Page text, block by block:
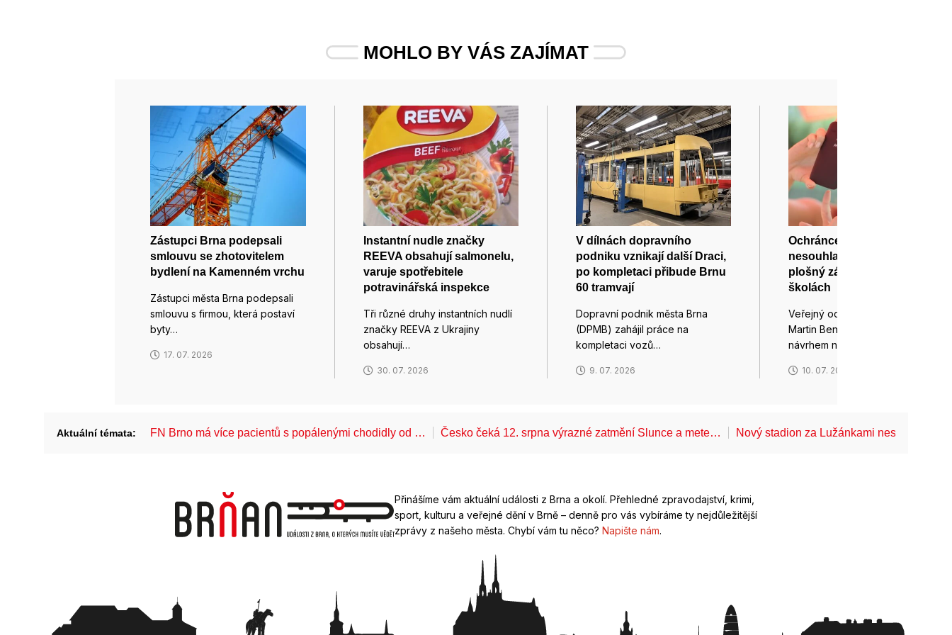
MOHLO BY VÁS ZAJÍMAT
Zástupci Brna podepsali
smlouvu se zhotovitelem
bydlení na Kamenném vrchu
Zástupci města Brna podepsali
smlouvu s firmou, která postaví
byty…
17. 07. 2026
Instantní nudle značky
REEVA obsahují salmonelu,
varuje spotřebitele
potravinářská inspekce
Tři různé druhy instantních nudlí
značky REEVA z Ukrajiny
obsahují…
30. 07. 2026
V dílnách dopravního
podniku vznikají další Draci,
po kompletaci přibude Brnu
60 tramvají
Dopravní podnik města Brna
(DPMB) zahájil práce na
kompletaci vozů…
9. 07. 2026
Ochránce práv dětí
nesouhlasí s návrhem na
plošný zákaz telefonů ve
školách
Veřejný ochránce práv dětí
Martin Beneš nesouhlasí s
návrhem na…
10. 07. 2026
Aktuální témata: FN Brno má více pacientů s popálenými chodidly od … Česko čeká 12. srpna výrazné zatmění Slunce a mete… Nový stadion za Lužánkami nesmí mít dle
Přinášíme vám aktuální události z Brna a okolí. Přehledné zpravodajství, krimi,
sport, kulturu a veřejné dění v Brně – denně pro vás vybíráme ty nejdůležitější
zprávy z našeho města. Chybí vám tu něco? Napište nám.